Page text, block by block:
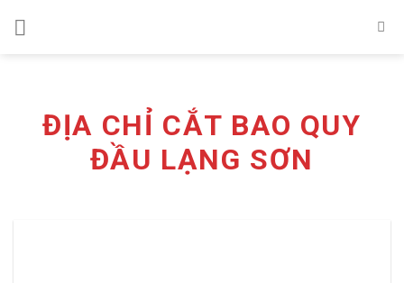
ĐỊA CHỈ CẮT BAO QUY
ĐẦU LẠNG SƠN